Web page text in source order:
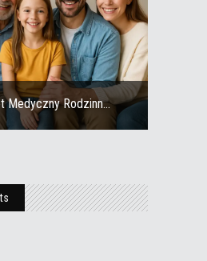
Medyczny Rodzinn...